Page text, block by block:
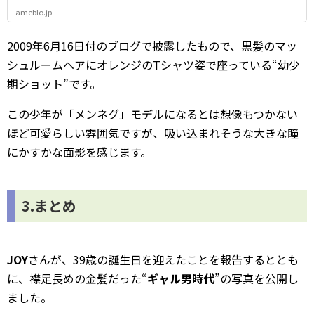
ameblo.jp
2009年6月16日付のブログで披露したもので、黒髪のマッ
シュルームヘアにオレンジのTシャツ姿で座っている“幼少
期ショット”です。
この少年が「メンネグ」モデルになるとは想像もつかない
ほど可愛らしい雰囲気ですが、吸い込まれそうな大きな瞳
にかすかな面影を感じます。
3.まとめ
JOYさんが、39歳の誕生日を迎えたことを報告するととも
に、襟足長めの金髪だった“ギャル男時代”の写真を公開し
ました。